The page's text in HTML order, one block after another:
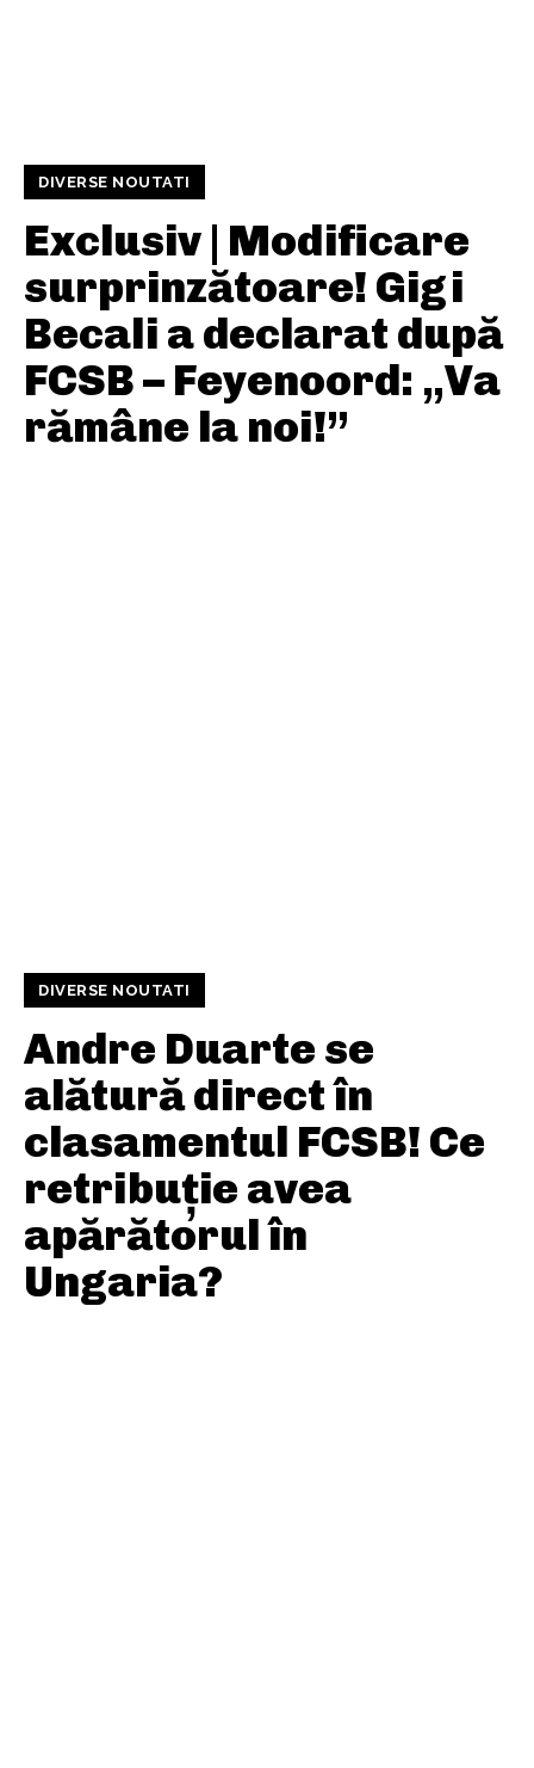
DIVERSE NOUTATI
Exclusiv | Modificare
surprinzătoare! Gigi
Becali a declarat după
FCSB – Feyenoord: „Va
rămâne la noi!”
DIVERSE NOUTATI
Andre Duarte se
alătură direct în
clasamentul FCSB! Ce
retribuție avea
apărătorul în
Ungaria?